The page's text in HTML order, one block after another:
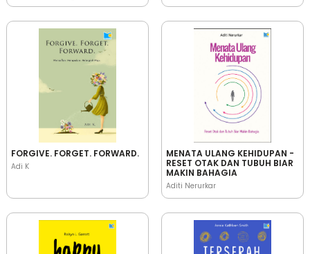
FORGIVE. FORGET. FORWARD.
Adi K
MENATA ULANG KEHIDUPAN -
RESET OTAK DAN TUBUH BIAR
MAKIN BAHAGIA
Aditi Nerurkar